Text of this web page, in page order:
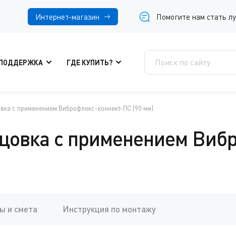
Интернет-магазин Помогите нам стать
ГДЕ КУПИТЬ?
с применением Виброфлекс-коннект-ПС (90 мм)
с применением
и смета Инструкция по монтажу